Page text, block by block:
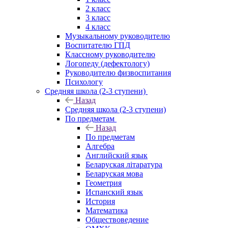
2 класс
3 класс
4 класс
Музыкальному руководителю
Воспитателю ГПД
Классному руководителю
Логопеду (дефектологу)
Руководителю физвоспитания
Психологу
Средняя школа (2-3 ступени)
Назад
Средняя школа (2-3 ступени)
По предметам
Назад
По предметам
Алгебра
Английский язык
Беларуская літаратура
Беларуская мова
Геометрия
Испанский язык
История
Математика
Обществоведение